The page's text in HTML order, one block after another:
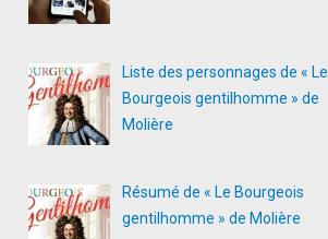
Liste des personnages de « Le
Bourgeois gentilhomme » de
Molière
Résumé de « Le Bourgeois
gentilhomme » de Molière